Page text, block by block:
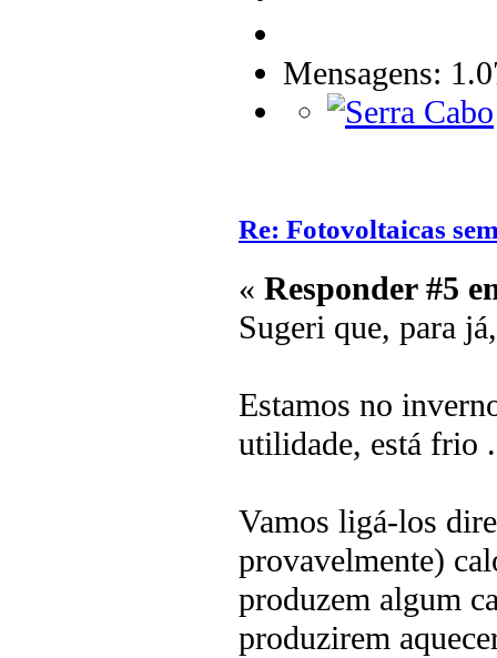
Mensagens:
Re: Fotovoltaicas
« Responder #5
Sugeri que, para
Estamos no
utilidade, está frio
Vamos ligá-los
provavelmente)
produzem algum
produzirem